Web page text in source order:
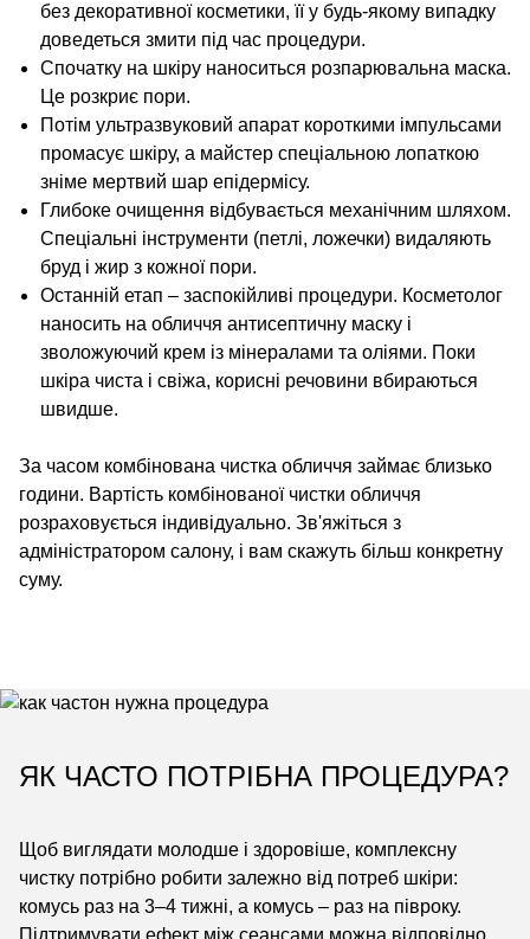
без декоративної косметики, її у будь-якому випадку
доведеться змити під час процедури.
Спочатку на шкіру наноситься розпарювальна маска.
Це розкриє пори.
Потім ультразвуковий апарат короткими імпульсами
промасує шкіру, а майстер спеціальною лопаткою
зніме мертвий шар епідермісу.
Глибоке очищення відбувається механічним шляхом.
Спеціальні інструменти (петлі, ложечки) видаляють
бруд і жир з кожної пори.
Останній етап – заспокійливі процедури. Косметолог
наносить на обличчя антисептичну маску і
зволожуючий крем із мінералами та оліями. Поки
шкіра чиста і свіжа, корисні речовини вбираються
швидше.
За часом комбінована чистка обличчя займає близько
години. Вартість комбінованої чистки обличчя
розраховується індивідуально. Зв'яжіться з
адміністратором салону, і вам скажуть більш конкретну
суму.
ЯК ЧАСТО ПОТРІБНА ПРОЦЕДУРА?
Щоб виглядати молодше і здоровіше, комплексну
чистку потрібно робити залежно від потреб шкіри:
комусь раз на 3–4 тижні, а комусь – раз на півроку.
Підтримувати ефект між сеансами можна відповідно